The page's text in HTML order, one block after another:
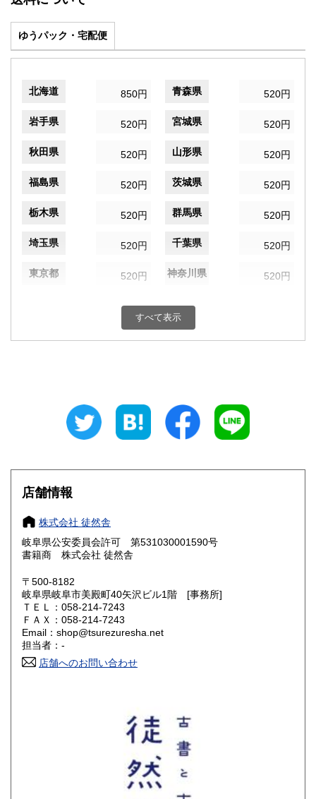
ゆうパック・宅配便
北海道 850円 青森県 520円
岩手県 520円 宮城県 520円
秋田県 520円 山形県 520円
福島県 520円 茨城県 520円
栃木県 520円 群馬県 520円
埼玉県 520円 千葉県 520円
東京都 520円 神奈川県 520円
520円 富山県
520円 三重県
大阪府
奈良県
鳥取県 520円 島根県
岡山県
山口県 520円
香川県
高知県 520円
520円 大分県
520円 鹿児島県
850円
すべて表示
店舗情報
株式会社 徒然舎
岐阜県公安委員会許可 第531030001590号
書籍商 株式会社 徒然舎
〒500-8182
岐阜県岐阜市美殿町40矢沢ビル1階 [事務所]
ＴＥＬ：058-214-7243
ＦＡＸ：058-214-7243
Email：shop@tsurezuresha.net
担当者：-
店舗へのお問い合わせ